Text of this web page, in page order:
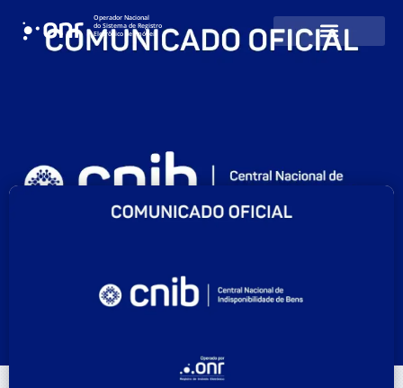
Operador Nacional
do Sistema de Registro
Eletrônico de Imóveis